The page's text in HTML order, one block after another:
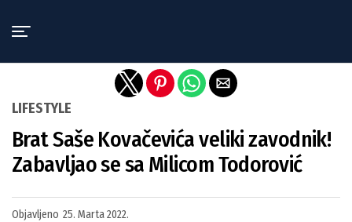
LIFESTYLE
Brat Saše Kovačevića veliki zavodnik!
Zabavljao se sa Milicom Todorović
Objavljeno 25. Marta 2022.